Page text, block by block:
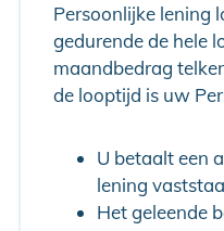
Persoonlijke lening
gedurende de hele
maandbedrag
de looptijd is uw
U betaalt een
lening
Het geleende